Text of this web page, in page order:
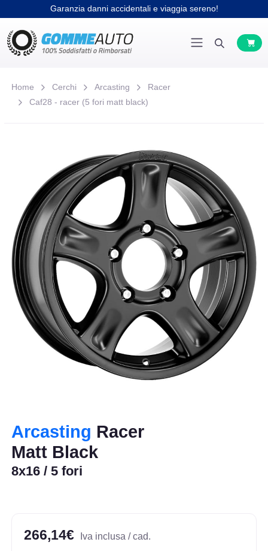
Garanzia danni accidentali e viaggia sereno!
Home Cerchi Arcasting
Racer
Caf28 - racer (5 fori matt black)
Arcasting Racer
Matt Black
8x16 / 5 fori
266,14€ Iva inclusa / cad.